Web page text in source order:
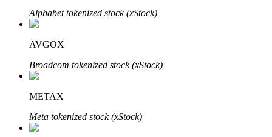
Bitrue
Đối tác Bitrue
Alphabet tokenized stock (xStock)
AVGOX
Broadcom tokenized stock (xStock)
METAX
Meta tokenized stock (xStock)